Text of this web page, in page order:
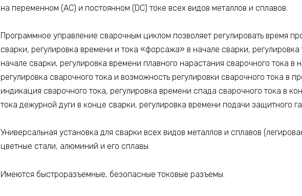
на переменном (АC) и постоянном (DC) токе всех видов металлов и сплавов.
Программное управление сварочным циклом позволяет регулировать время
сварки, регулировка времени и тока «форсажа» в начале сварки, регулировка
начале сварки, регулировка времени плавного нарастания сварочного тока в
регулировка сварочного тока и возможность регулировки сварочного тока в
индикация сварочного тока, регулировка времени спада сварочного тока в
тока дежурной дуги в конце сварки, регулировка времени подачи защитного
Универсальная установка для сварки всех видов металлов и сплавов
цветные стали, алюминий и его сплавы.
Имеются быстроразъемные, безопасные токовые разъемы.